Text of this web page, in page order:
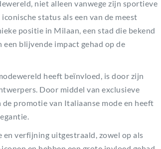
niet alleen vanwege zijn sportieve
status als een van de meest
positie in Milaan, een stad die bekend
blijvende impact gehad op de
heeft beïnvloed, is door zijn
Door middel van exclusieve
promotie van Italiaanse mode en heeft
verfijning uitgestraald, zowel op als